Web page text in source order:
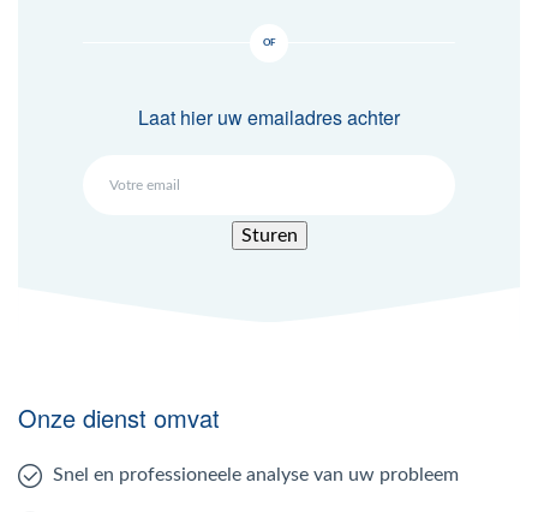
Laat hier uw emailadres achter
Onze dienst omvat
Snel en professioneele analyse van uw probleem